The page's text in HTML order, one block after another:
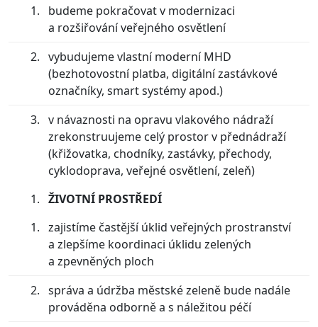
budeme pokračovat v modernizaci
a rozšiřování veřejného osvětlení
vybudujeme vlastní moderní MHD
(bezhotovostní platba, digitální zastávkové
označníky, smart systémy apod.)
v návaznosti na opravu vlakového nádraží
zrekonstruujeme celý prostor v přednádraží
(křižovatka, chodníky, zastávky, přechody,
cyklodoprava, veřejné osvětlení, zeleň)
ŽIVOTNÍ PROSTŘEDÍ
zajistíme častější úklid veřejných prostranství
a zlepšíme koordinaci úklidu zelených
a zpevněných ploch
správa a údržba městské zeleně bude nadále
prováděna odborně a s náležitou péčí